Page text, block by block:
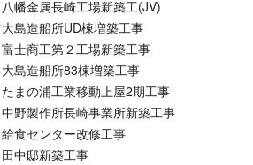
八幡金属長崎工場新築工(JV)
大島造船所UD棟増築工事
富士商工第２工場新築工事
大島造船所83棟増築工事
たまの浦工業移動上屋2期工事
中野製作所長崎事業所新築工事
給食センター改修工事
田中邸新築工事